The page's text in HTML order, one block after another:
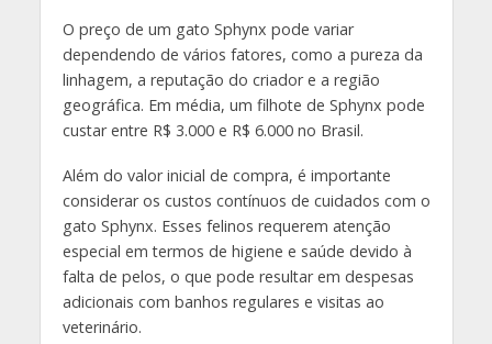
O preço de um gato Sphynx pode variar
dependendo de vários fatores, como a pureza da
linhagem, a reputação do criador e a região
geográfica. Em média, um filhote de Sphynx pode
custar entre R$ 3.000 e R$ 6.000 no Brasil.
Além do valor inicial de compra, é importante
considerar os custos contínuos de cuidados com o
gato Sphynx. Esses felinos requerem atenção
especial em termos de higiene e saúde devido à
falta de pelos, o que pode resultar em despesas
adicionais com banhos regulares e visitas ao
veterinário.